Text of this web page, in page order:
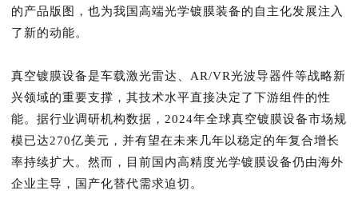
的产品版图，也为我国高端光学镀膜装备的自主化发展注入
了新的动能。
真空镀膜设备是车载激光雷达、AR/VR光波导器件等战略新
兴领域的重要支撑，其技术水平直接决定了下游组件的性
能。据行业调研机构数据，2024年全球真空镀膜设备市场规
模已达270亿美元，并有望在未来几年以稳定的年复合增长
率持续扩大。然而，目前国内高精度光学镀膜设备仍由海外
企业主导，国产化替代需求迫切。